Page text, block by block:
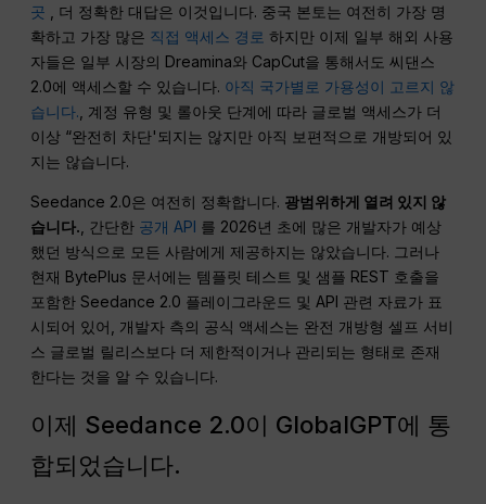
곳 , 더 정확한 대답은 이것입니다. 중국 본토는 여전히 가장 명
확하고 가장 많은 직접 액세스 경로 하지만 이제 일부 해외 사용
자들은 일부 시장의 Dreamina와 CapCut을 통해서도 씨댄스
2.0에 액세스할 수 있습니다. 아직 국가별로 가용성이 고르지 않
습니다. , 계정 유형 및 롤아웃 단계에 따라 글로벌 액세스가 더
이상 “완전히 차단'되지는 않지만 아직 보편적으로 개방되어 있
지는 않습니다.
Seedance 2.0은 여전히 정확합니다. 광범위하게 열려 있지 않
습니다. , 간단한 공개 API 를 2026년 초에 많은 개발자가 예상
했던 방식으로 모든 사람에게 제공하지는 않았습니다. 그러나
현재 BytePlus 문서에는 템플릿 테스트 및 샘플 REST 호출을
포함한 Seedance 2.0 플레이그라운드 및 API 관련 자료가 표
시되어 있어, 개발자 측의 공식 액세스는 완전 개방형 셀프 서비
스 글로벌 릴리스보다 더 제한적이거나 관리되는 형태로 존재
한다는 것을 알 수 있습니다.
이제 Seedance 2.0이 GlobalGPT에 통
합되었습니다.